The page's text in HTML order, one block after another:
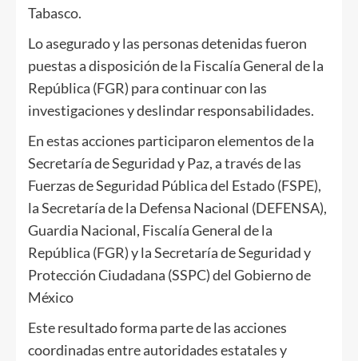
Tabasco.
Lo asegurado y las personas detenidas fueron
puestas a disposición de la Fiscalía General de la
República (FGR) para continuar con las
investigaciones y deslindar responsabilidades.
En estas acciones participaron elementos de la
Secretaría de Seguridad y Paz, a través de las
Fuerzas de Seguridad Pública del Estado (FSPE),
la Secretaría de la Defensa Nacional (DEFENSA),
Guardia Nacional, Fiscalía General de la
República (FGR) y la Secretaría de Seguridad y
Protección Ciudadana (SSPC) del Gobierno de
México
Este resultado forma parte de las acciones
coordinadas entre autoridades estatales y